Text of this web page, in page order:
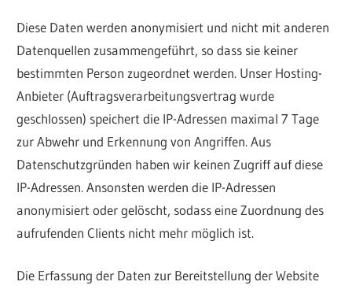
Diese Daten werden anonymisiert und nicht mit anderen
Datenquellen zusammengeführt, so dass sie keiner
bestimmten Person zugeordnet werden. Unser Hosting-
Anbieter (Auftragsverarbeitungsvertrag wurde
geschlossen) speichert die IP-Adressen maximal 7 Tage
zur Abwehr und Erkennung von Angriffen. Aus
Datenschutzgründen haben wir keinen Zugriff auf diese
IP-Adressen. Ansonsten werden die IP-Adressen
anonymisiert oder gelöscht, sodass eine Zuordnung des
aufrufenden Clients nicht mehr möglich ist.
Die Erfassung der Daten zur Bereitstellung der Website